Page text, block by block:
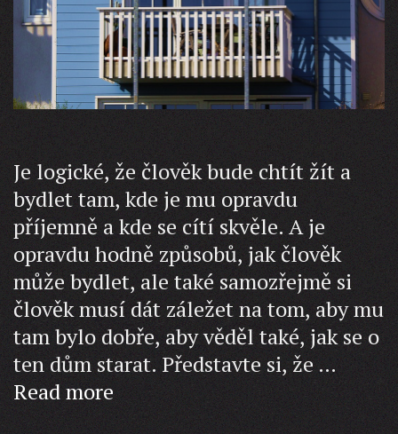
Je logické, že člověk bude chtít žít a
bydlet tam, kde je mu opravdu
příjemně a kde se cítí skvěle. A je
opravdu hodně způsobů, jak člověk
může bydlet, ale také samozřejmě si
člověk musí dát záležet na tom, aby mu
tam bylo dobře, aby věděl také, jak se o
ten dům starat. Představte si, že …
Read more Pěkné
domy